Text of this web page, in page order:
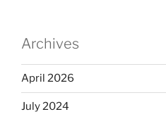
Archives
April 2026
July 2024